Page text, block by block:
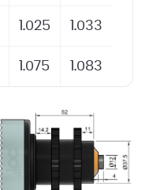
1.025 1.033
1.075 1.083